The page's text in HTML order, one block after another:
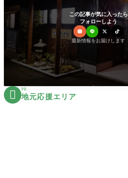
この記事が気に入ったら
フォローしよう
最新情報をお届けします
 PR
地元応援エリア